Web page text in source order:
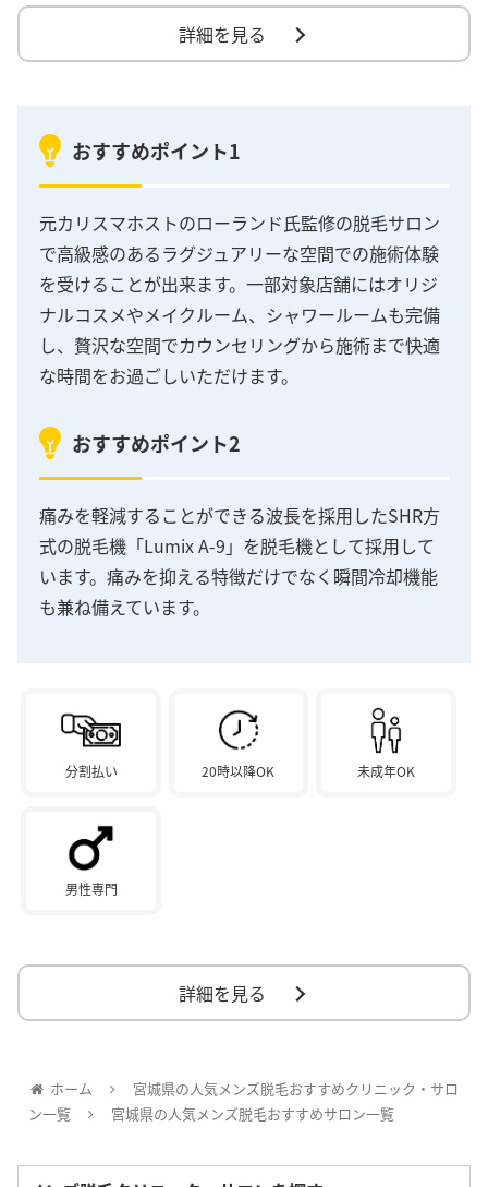
詳細を見る
おすすめポイント1
元カリスマホストのローランド氏監修の脱毛サロン
で高級感のあるラグジュアリーな空間での施術体験
を受けることが出来ます。一部対象店舗にはオリジ
ナルコスメやメイクルーム、シャワールームも完備
し、贅沢な空間でカウンセリングから施術まで快適
な時間をお過ごしいただけます。
おすすめポイント2
痛みを軽減することができる波長を採用したSHR方
式の脱毛機「Lumix A-9」を脱毛機として採用して
います。痛みを抑える特徴だけでなく瞬間冷却機能
も兼ね備えています。
分割払い 20時以降OK 未成年OK
男性専門
詳細を見る
ホーム
宮城県の人気メンズ脱毛おすすめクリニック・サロ
ン一覧
宮城県の人気メンズ脱毛おすすめサロン一覧